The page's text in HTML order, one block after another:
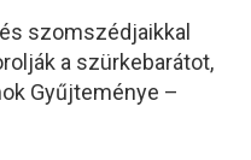
szomszédjaikkal
a szürkebarátot,
Gyűjteménye –